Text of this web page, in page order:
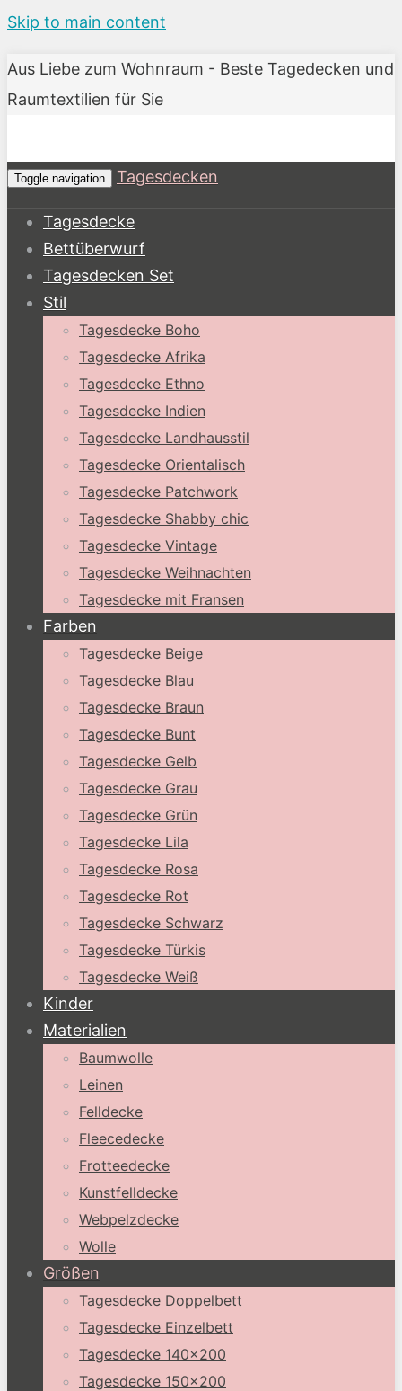
Skip to main content
Aus Liebe zum Wohnraum - Beste Tagedecken und
Raumtextilien für Sie
Toggle navigation Tagesdecken
Tagesdecke
Bettüberwurf
Tagesdecken Set
Stil
Tagesdecke Boho
Tagesdecke Afrika
Tagesdecke Ethno
Tagesdecke Indien
Tagesdecke Landhausstil
Tagesdecke Orientalisch
Tagesdecke Patchwork
Tagesdecke Shabby chic
Tagesdecke Vintage
Tagesdecke Weihnachten
Tagesdecke mit Fransen
Farben
Tagesdecke Beige
Tagesdecke Blau
Tagesdecke Braun
Tagesdecke Bunt
Tagesdecke Gelb
Tagesdecke Grau
Tagesdecke Grün
Tagesdecke Lila
Tagesdecke Rosa
Tagesdecke Rot
Tagesdecke Schwarz
Tagesdecke Türkis
Tagesdecke Weiß
Kinder
Materialien
Baumwolle
Leinen
Felldecke
Fleecedecke
Frotteedecke
Kunstfelldecke
Webpelzdecke
Wolle
Größen
Tagesdecke Doppelbett
Tagesdecke Einzelbett
Tagesdecke 140×200
Tagesdecke 150×200